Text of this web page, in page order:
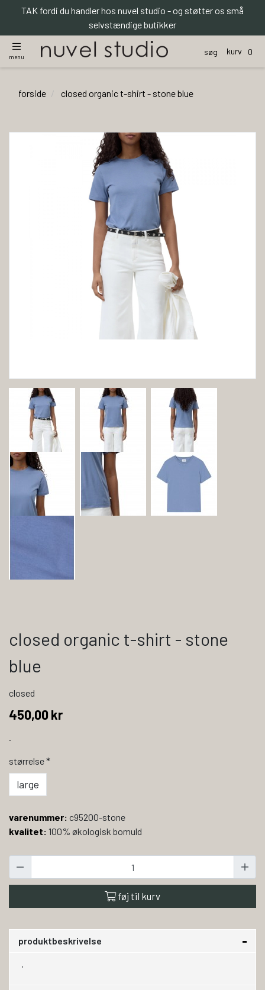
TAK fordi du handler hos nuvel studio - og støtter os små
selvstændige butikker
menu
søg kurv 0
forside closed organic t-shirt - stone blue
closed organic t-shirt - stone
blue
closed
450,00 kr
.
størrelse*
large
varenummer: c95200-stone
kvalitet: 100% økologisk bomuld
føj til kurv
produktbeskrivelse
.